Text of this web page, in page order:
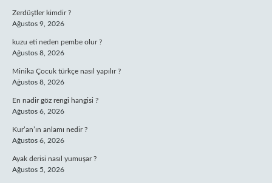
Zerdüştler kimdir ?
Ağustos 9, 2026
kuzu eti neden pembe olur ?
Ağustos 8, 2026
Minika Çocuk türkçe nasıl yapılır ?
Ağustos 8, 2026
En nadir göz rengi hangisi ?
Ağustos 6, 2026
Kur’an’ın anlamı nedir ?
Ağustos 6, 2026
Ayak derisi nasıl yumuşar ?
Ağustos 5, 2026